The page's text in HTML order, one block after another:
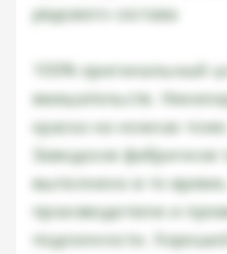
рядового состава
100% оригинальный
вмешательств.
краска на ножнах
Заводское фабричное
выполнено в то время,
производителю и
подлинности.